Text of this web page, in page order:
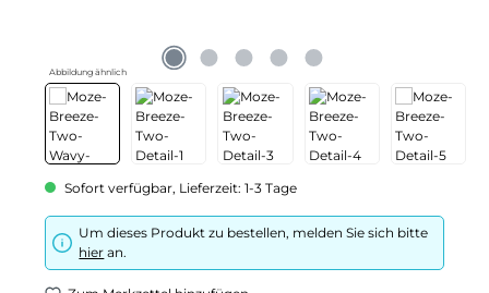
Abbildung ähnlich
Sofort verfügbar, Lieferzeit: 1-3 Tage
Um dieses Produkt zu bestellen, melden Sie sich bitte
hier an.